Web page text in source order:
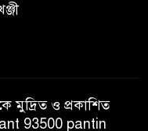
মুদ্রিত ও প্রকাশিত
93500 pantin